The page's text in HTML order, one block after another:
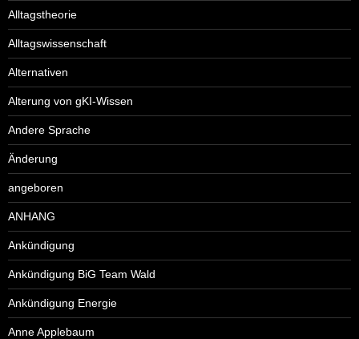
Alltagstheorie
Alltagswissenschaft
Alternativen
Alterung von gKI-Wissen
Andere Sprache
Änderung
angeboren
ANHANG
Ankündigung
Ankündigung BiG Team Wald
Ankündigung Energie
Anne Applebaum